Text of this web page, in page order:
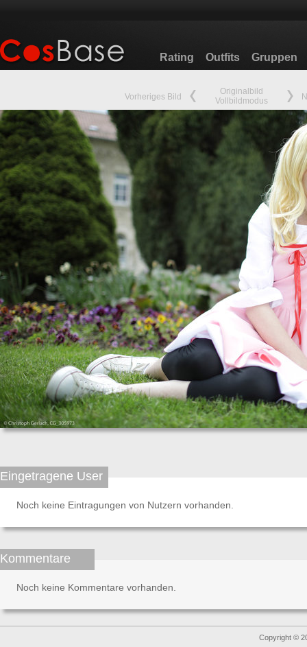
Rating Outfits Gruppen
Vorheriges Bild
Originalbild
Vollbildmodus
Eingetragene User
Noch keine Eintragungen von Nutzern vorhanden.
Kommentare
Noch keine Kommentare vorhanden.
Copyright ©